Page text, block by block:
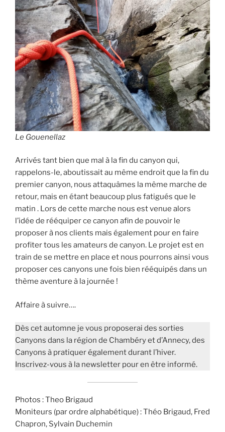
Le Gouenellaz
Arrivés tant bien que mal à la fin du canyon qui,
rappelons-le, aboutissait au même endroit que la fin du
premier canyon, nous attaquâmes la même marche de
retour, mais en étant beaucoup plus fatigués que le
matin . Lors de cette marche nous est venue alors
l’idée de rééquiper ce canyon afin de pouvoir le
proposer à nos clients mais également pour en faire
profiter tous les amateurs de canyon. Le projet est en
train de se mettre en place et nous pourrons ainsi vous
proposer ces canyons une fois bien rééquipés dans un
thème aventure à la journée !
Affaire à suivre….
Dès cet automne je vous proposerai des sorties
Canyons dans la région de Chambéry et d’Annecy, des
Canyons à pratiquer également durant l’hiver.
Inscrivez-vous à la newsletter pour en être informé.
Photos : Theo Brigaud
Moniteurs (par ordre alphabétique) : Théo Brigaud, Fred
Chapron, Sylvain Duchemin